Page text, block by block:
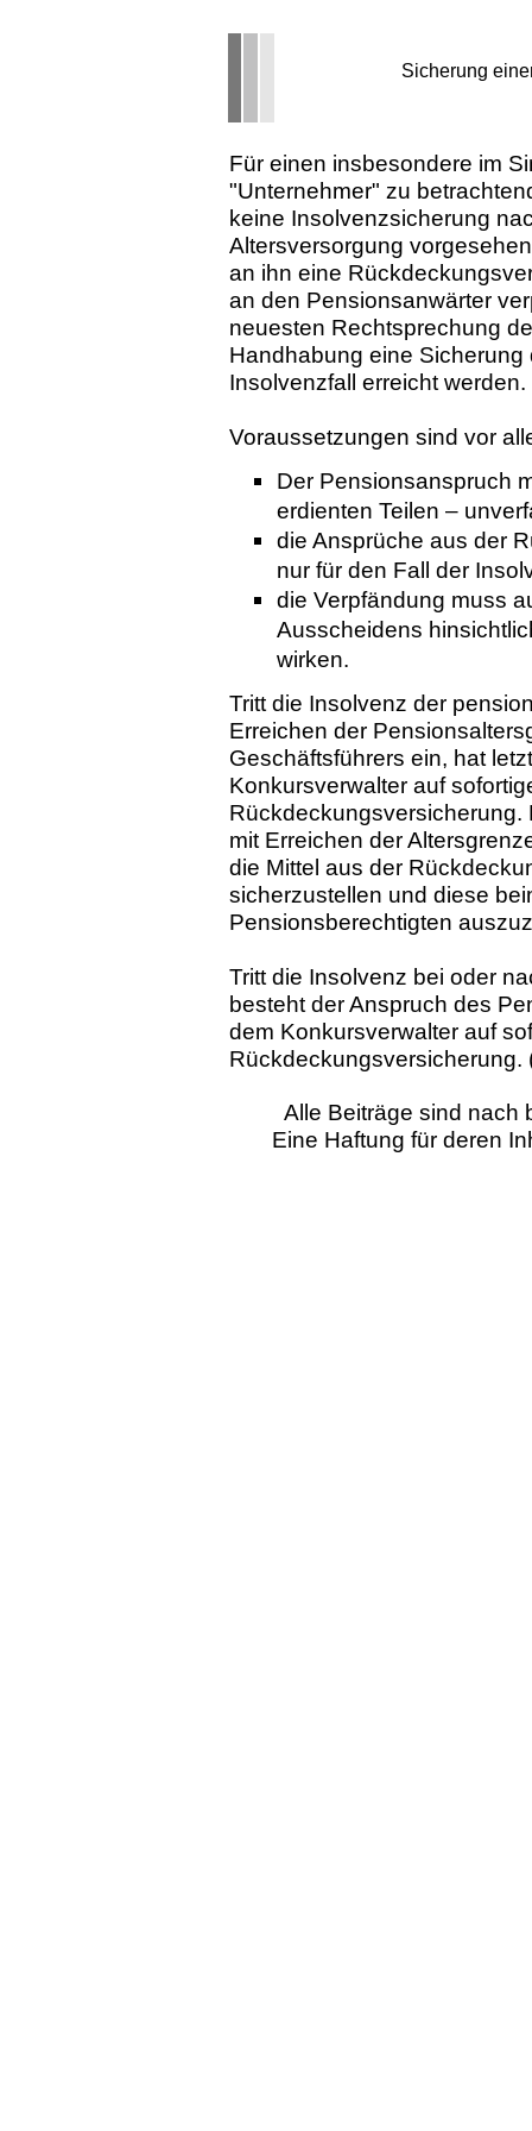
Sicherung
Für einen insbesondere im
"Unternehmer" zu
keine Insolvenzsicherung
Altersversorgung
an ihn eine
an den Pensionsanwärter
neuesten Rechtsprechung
Handhabung eine
Insolvenzfall erreicht werden.
Voraussetzungen sind vor
Der Pensionsanspruch
erdienten Teilen –
die Ansprüche aus der
nur für den Fall der
die Verpfändung muss
Ausscheidens
wirken.
Tritt die Insolvenz der
Erreichen der
Geschäftsführers ein, hat
Konkursverwalter auf
Rückdeckungsversicherung.
mit Erreichen der
die Mittel aus der
sicherzustellen und diese
Pensionsberechtigten
Tritt die Insolvenz bei oder
besteht der Anspruch des
dem Konkursverwalter auf
Rückdeckungsversicherung.
Alle Beiträge sind nach
Eine Haftung für deren